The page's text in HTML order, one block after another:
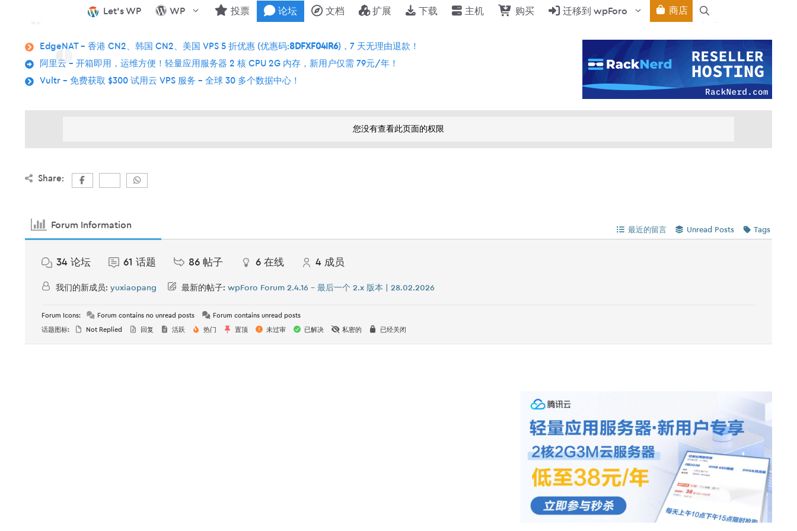
Let’s WP WP 投票 论坛 文档 扩展 下载 主机 购买 迁移到 wpForo 商店
EdgeNAT – 香港 CN2、韩国 CN2、美国 VPS 5 折优惠 (优惠码:8DFXF04IR6)，7 天无理由退款！
阿里云 – 开箱即用，运维方便！轻量应用服务器 2 核 CPU 2G 内存，新用户仅需 79元/年！
Vultr – 免费获取 $300 试用云 VPS 服务 – 全球 30 多个数据中心！
您没有查看此页面的权限
Share:
Forum Information 最近的留言 Unread Posts Tags
34 论坛 61 话题 86 帖子 6 在线 4 成员
我们的新成员: yuxiaopang 最新的帖子: wpForo Forum 2.4.16 – 最后一个 2.x 版本 | 28.02.2026
Forum Icons: Forum contains no unread posts Forum contains unread posts
话题图标: Not Replied 回复 活跃 热门 置顶 未过审 已解决 私密的 已经关闭